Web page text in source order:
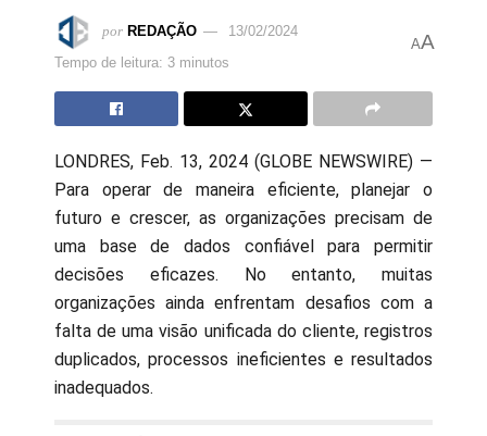
por REDAÇÃO
13/02/2024
Tempo de leitura: 3 minutos
AA
LONDRES, Feb. 13, 2024 (GLOBE NEWSWIRE) —
Para operar de maneira eficiente, planejar o
futuro e crescer, as organizações precisam de
uma base de dados confiável para permitir
decisões eficazes. No entanto, muitas
organizações ainda enfrentam desafios com a
falta de uma visão unificada do cliente, registros
duplicados, processos ineficientes e resultados
inadequados.